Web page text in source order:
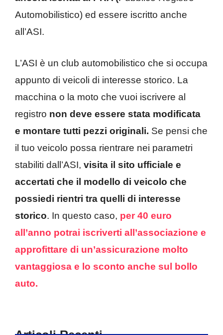
Automobilistico) ed essere iscritto anche
all’ASI.
L’ASI è un club automobilistico che si occupa
appunto di veicoli di interesse storico. La
macchina o la moto che vuoi iscrivere al
registro non deve essere stata modificata
e montare tutti pezzi originali. Se pensi che
il tuo veicolo possa rientrare nei parametri
stabiliti dall’ASI, visita il sito ufficiale e
accertati che il modello di veicolo che
possiedi rientri tra quelli di interesse
storico. In questo caso, per 40 euro
all’anno potrai iscriverti all’associazione e
approfittare di un’assicurazione molto
vantaggiosa e lo sconto anche sul bollo
auto.